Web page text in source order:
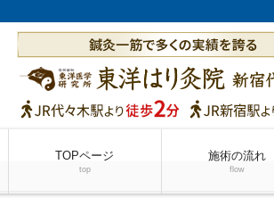
TOPページ
top
施術の流れ
flow